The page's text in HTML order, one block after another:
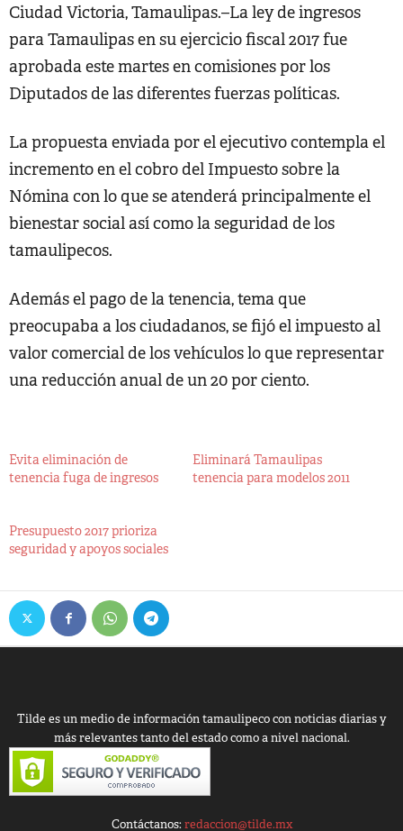
Ciudad Victoria, Tamaulipas.–La ley de ingresos
para Tamaulipas en su ejercicio fiscal 2017 fue
aprobada este martes en comisiones por los
Diputados de las diferentes fuerzas políticas.
La propuesta enviada por el ejecutivo contempla el
incremento en el cobro del Impuesto sobre la
Nómina con lo que se atenderá principalmente el
bienestar social así como la seguridad de los
tamaulipecos.
Además el pago de la tenencia, tema que
preocupaba a los ciudadanos, se fijó el impuesto al
valor comercial de los vehículos lo que representar
una reducción anual de un 20 por ciento.
Evita eliminación de
tenencia fuga de ingresos
Eliminará Tamaulipas
tenencia para modelos 2011
Presupuesto 2017 prioriza
seguridad y apoyos sociales
Tilde es un medio de información tamaulipeco con noticias diarias y
más relevantes tanto del estado como a nivel nacional.
Contáctanos:redaccion@tilde.mx